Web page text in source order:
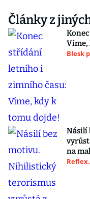
Články z
Víme,
Blesk
Násilí
na